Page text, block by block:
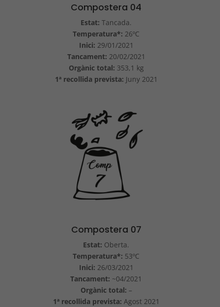
Compostera 04
Estat:Tancada.
Temperatura*: 26ºC
Inici: 29/01/2021
Tancament: 20/02/2021
Orgànic total: 353,1 kg
1ª recollida prevista: Juny 2021
Compostera 07
Estat: Oberta.
Temperatura*: 53ºC
Inici: 26/03/2021
Tancament: ~04/2021
Orgànic total: –
1ª recollida prevista: Agost 2021